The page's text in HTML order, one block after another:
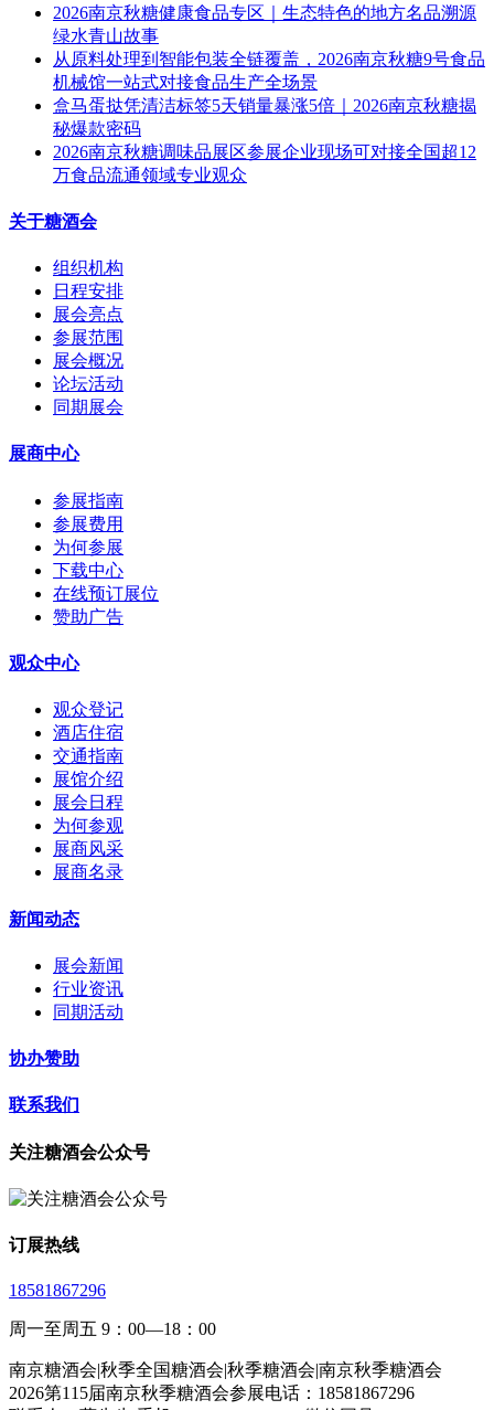
2026南京秋糖健康食品专区｜生态特色的地方名品溯源
绿水青山故事
从原料处理到智能包装全链覆盖，2026南京秋糖9号食品
机械馆一站式对接食品生产全场景
盒马蛋挞凭清洁标签5天销量暴涨5倍｜2026南京秋糖揭
秘爆款密码
2026南京秋糖调味品展区参展企业现场可对接全国超12
万食品流通领域专业观众
关于糖酒会
组织机构
日程安排
展会亮点
参展范围
展会概况
论坛活动
同期展会
展商中心
参展指南
参展费用
为何参展
下载中心
在线预订展位
赞助广告
观众中心
观众登记
酒店住宿
交通指南
展馆介绍
展会日程
为何参观
展商风采
展商名录
新闻动态
展会新闻
行业资讯
同期活动
协办赞助
联系我们
关注糖酒会公众号
订展热线
18581867296
周一至周五 9：00—18：00
南京糖酒会|秋季全国糖酒会|秋季糖酒会|南京秋季糖酒会
2026第115届南京秋季糖酒会参展电话：18581867296